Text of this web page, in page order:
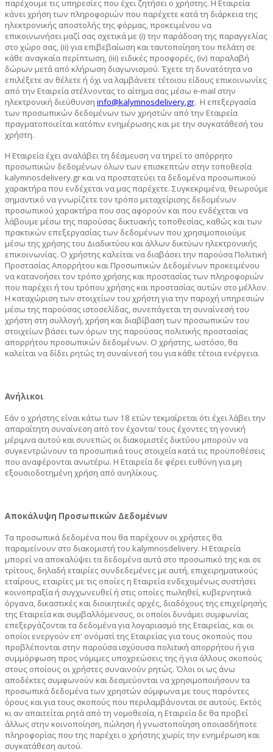
παρέχουμε τις υπηρεσίες που έχει ζητήσει ο χρήστης. Η Εταιρεία
κάνει χρήση των πληροφοριών που παρέχετε κατά τη διάρκεια της
ηλεκτρονικής αποστολής της φόρμας, προκειμένου να
επικοινωνήσει μαζί σας σχετικά με (i) την παράδοση της παραγγελίας
στο χώρο σας, (ii) για επιβεβαίωση και ταυτοποίηση του πελάτη σε
κάθε αναγκαία περίπτωση, (iii) ειδικές προσφορές, (iv) παραλαβή
δώρων μετά από κλήρωση διαγωνισμού. Έχετε τη δυνατότητα να
επιλέξετε αν θέλετε ή όχι να λαμβάνετε τέτοιου είδους επικοινωνίες
από την Εταιρεία στέλνοντας το αίτημα σας μέσω e-mail στην
ηλεκτρονική διεύθυνση info@kalymnosdelivery.gr. Η επεξεργασία
των προσωπικών δεδομένων των χρηστών από την Εταιρεία
πραγματοποιείται κατόπιν ενημέρωσης και με την συγκατάθεσή του
χρήστη.
Η Εταιρεία έχει αναλάβει τη δέσμευση να τηρεί το απόρρητο
προσωπικών δεδομένων όλων των επισκεπτών στην τοποθεσία
kalymnosdelivery.gr και να προστατεύει τα δεδομένα προσωπικού
χαρακτήρα που ενδέχεται να μας παρέχετε. Συγκεκριμένα, θεωρούμε
σημαντικό να γνωρίζετε τον τρόπο μεταχείρισης δεδομένων
προσωπικού χαρακτήρα που σας αφορούν και που ενδέχεται να
λάβουμε μέσω της παρούσας δικτυακής τοποθεσίας, καθώς και των
πρακτικών επεξεργασίας των δεδομένων που χρησιμοποιούμε
μέσω της χρήσης του Διαδικτύου και άλλων δικτύων ηλεκτρονικής
επικοινωνίας. O χρήστης καλείται να διαβάσει την παρούσα Πολιτική
Προστασίας Απορρήτου και Προσωπικών Δεδομένων προκειμένου
να κατανοήσει τον τρόπο χρήσης και προστασίας των πληροφοριών
που παρέχει ή του τρόπου χρήσης και προστασίας αυτών στο μέλλον.
Η καταχώριση των στοιχείων του χρήστη για την παροχή υπηρεσιών
μέσω της παρούσας ιστοσελίδας, συνεπάγεται τη συναίνεσή του
χρήστη στη συλλογή, χρήση και διαβίβαση των προσωπικών του
στοιχείων βάσει των όρων της παρούσας πολιτικής προστασίας
απορρήτου προσωπικών δεδομένων. Ο χρήστης, ωστόσο, θα
καλείται να δίδει ρητώς τη συναίνεσή του για κάθε τέτοια ενέργεια.
Ανήλικοι
Εάν ο χρήστης είναι κάτω των 18 ετών τεκμαίρεται ότι έχει λάβει την
απαραίτητη συναίνεση από τον έχοντα/ τους έχοντες τη γονική
μέριμνα αυτού και συνεπώς οι διακομιστές δικτύου μπορούν να
συγκεντρώνουν τα προσωπικά τους στοιχεία κατά τις προϋποθέσεις
που αναφέρονται ανωτέρω. Η Εταιρεία δε φέρει ευθύνη για μη
εξουσιοδοτημένη χρήση από ανηλίκους.
Αποκάλυψη Προσωπικών Δεδομένων
Τα προσωπικά δεδομένα που θα παρέχουν οι χρήστες θα
παραμείνουν στο διακομιστή του kalymnosdelivery. H Εταιρεία
μπορεί να αποκαλύψει τα δεδομένα αυτά στο προσωπικό της και σε
τρίτους, δηλαδή εταιρίες συνδεδεμένες με αυτή, επιχειρηματικούς
εταίρους, εταιρίες με τις οποίες η Εταιρεία ενδεχομένως συστήσει
κοινοπραξία ή συγχωνευθεί ή στις οποίες πωληθεί, κυβερνητικά
όργανα, δικαστικές και διοικητικές αρχές, διαδόχους της επιχείρησής
της Εταιρεία και συμβαλλόμενους, οι οποίοι δυνάμει συμφωνίας
επεξεργάζονται τα δεδομένα για λογαριασμό της Εταιρείας, και οι
οποίοι ενεργούν επ' ονόματί της Εταιρείας για τους σκοπούς που
προβλέπονται στην παρούσα ισχύουσα πολιτική απορρήτου ή για
συμμόρφωση προς νόμιμες υποχρεώσεις της ή για άλλους σκοπούς
στους οποίους οι χρήστες συναινούν ρητώς. Όλοι οι ως άνω
αποδέκτες συμφωνούν και δεσμεύονται να χρησιμοποιήσουν τα
προσωπικά δεδομένα των χρηστών σύμφωνα με τους παρόντες
όρους και για τους σκοπούς που περιλαμβάνονται σε αυτούς. Εκτός
κι αν απαιτείται ρητά από τη νομοθεσία, η Εταιρεία δε θα προβεί
άλλως στην κοινοποίηση, πώληση ή γνωστοποίηση οποιασδήποτε
πληροφορίας που της παρέχει ο χρήστης χωρίς την ενημέρωση και
συγκατάθεση αυτού.